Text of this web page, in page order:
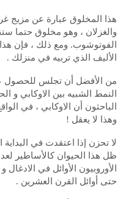
هذا المخلوق عبارة عن مزيج
والغزلان ، وهو مخلوق حتما
الفوتوشوب. ومع ذلك ، فإن
الأليف الذي تربيه في منزلك .
من الأفضل أن تجلس للحصول
النمط الشبيه بين الاوكابي
الباحثون أن الاوكابي ، في
وهذا لا يعقل !
لا تحزن إذا اعتقدت في البداية
ظل هذا الحيوان كالأساطير
الأوروبيون الأوائل في
حتى أوائل القرن العشرين .